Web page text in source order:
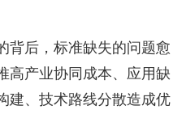
背后，标准缺失的问题愈
高产业协同成本、应用缺
建、技术路线分散造成优